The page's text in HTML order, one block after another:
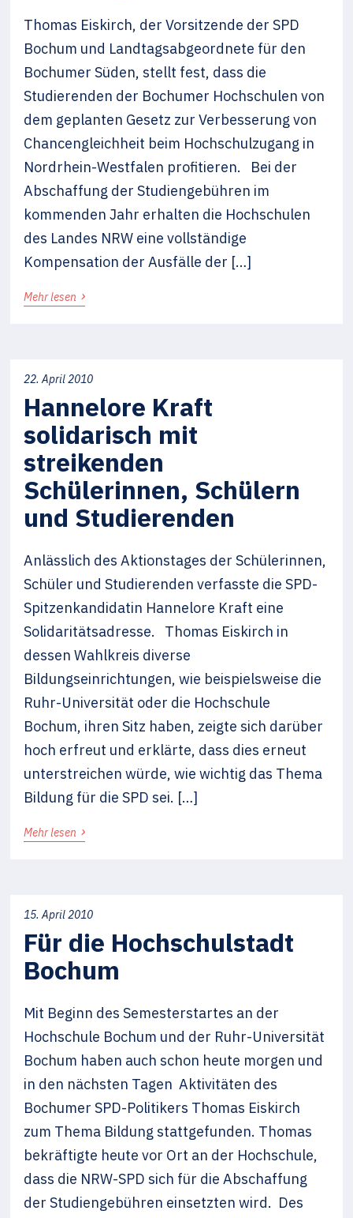
Thomas Eiskirch, der Vorsitzende der SPD
Bochum und Landtagsabgeordnete für den
Bochumer Süden, stellt fest, dass die
Studierenden der Bochumer Hochschulen von
dem geplanten Gesetz zur Verbesserung von
Chancengleichheit beim Hochschulzugang in
Nordrhein-Westfalen profitieren. Bei der
Abschaffung der Studiengebühren im
kommenden Jahr erhalten die Hochschulen
des Landes NRW eine vollständige
Kompensation der Ausfälle der […]
Mehr lesen ›
22. April 2010
Hannelore Kraft
solidarisch mit
streikenden
Schülerinnen, Schülern
und Studierenden
Anlässlich des Aktionstages der Schülerinnen,
Schüler und Studierenden verfasste die SPD-
Spitzenkandidatin Hannelore Kraft eine
Solidaritätsadresse. Thomas Eiskirch in
dessen Wahlkreis diverse
Bildungseinrichtungen, wie beispielsweise die
Ruhr-Universität oder die Hochschule
Bochum, ihren Sitz haben, zeigte sich darüber
hoch erfreut und erklärte, dass dies erneut
unterstreichen würde, wie wichtig das Thema
Bildung für die SPD sei. […]
Mehr lesen ›
15. April 2010
Für die Hochschulstadt
Bochum
Mit Beginn des Semesterstartes an der
Hochschule Bochum und der Ruhr-Universität
Bochum haben auch schon heute morgen und
in den nächsten Tagen Aktivitäten des
Bochumer SPD-Politikers Thomas Eiskirch
zum Thema Bildung stattgefunden. Thomas
bekräftigte heute vor Ort an der Hochschule,
dass die NRW-SPD sich für die Abschaffung
der Studiengebühren einsetzten wird. Des